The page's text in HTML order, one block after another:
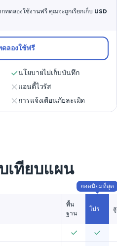
ดลองใช้งานฟรี คุณจะถูกเรียกเก็บ USD
ดลองใช้ฟรี
นโยบายไม่เก็บบันทึก
แอนตี้ไวรัส
การแจ้งเตือนภัยละเมิด
เทียบแผน
พื้น
ฐาน
โปร
ยอดนิยมที่สุด